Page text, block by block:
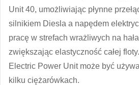
Unit 40, umożliwiając płynne
silnikiem Diesla a napędem
pracę w strefach wrażliwych na
zwiększając elastyczność całej
Electric Power Unit może być
kilku ciężarówkach.